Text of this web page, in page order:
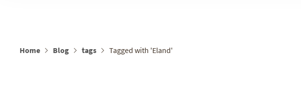
Home Blog tags Tagged with 'Eland'